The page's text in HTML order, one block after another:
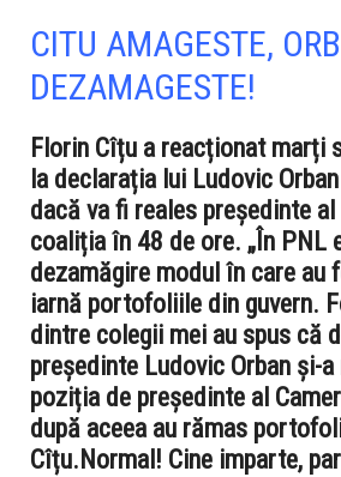
CITU AMAGESTE,
DEZAMAGESTE!
Florin Cîțu a reacționat marți
la declarația lui Ludovic
dacă va fi reales președinte
coaliția în 48 de ore. „În PNL
dezamăgire modul în care au
iarnă portofoliile din guvern.
dintre colegii mei au spus că
președinte Ludovic Orban și-
poziția de președinte al
după aceea au rămas
Cîțu.Normal! Cine imparte,